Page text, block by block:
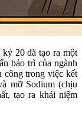
20 đã tạo ra một
bảo trì của ngành
công trong việc kết
mỡ Sodium (chịu
tạo ra khái niệm